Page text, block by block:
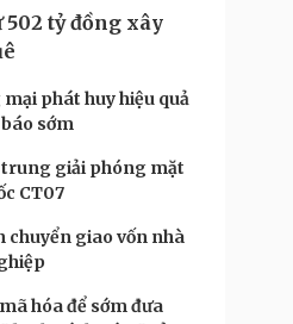
tỷ đồng xây
phát huy hiệu quả
sớm
giải phóng mặt
CT07
chuyển giao vốn nhà
hóa để sớm đưa